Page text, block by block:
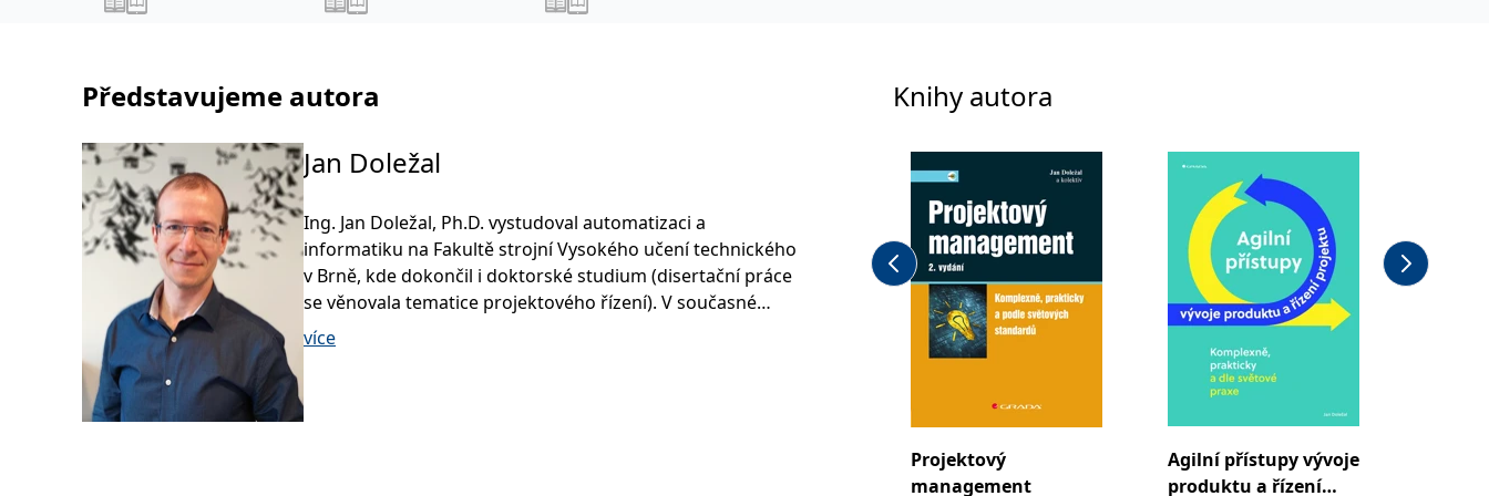
Představujeme autora
Jan Doležal
Ing. Jan Doležal, Ph.D. vystudoval automatizaci a
informatiku na Fakultě strojní Vysokého učení technického
v Brně, kde dokončil i doktorské studium (disertační práce
se věnovala tematice projektového řízení). V současné
době se zabývá především agilitou v organizacích (scrum,
více
Knihy autora
Projektový
management
Agilní přístupy vývoje
produktu a řízení